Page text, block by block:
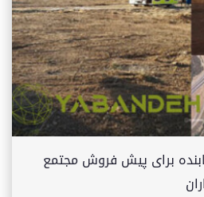
برای پیش فروش مجتمع